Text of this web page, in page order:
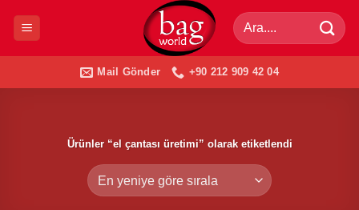
Ara:
Mail Gönder +90 212 909 42 04
Ürünler “el çantası üretimi” olarak etiketlendi